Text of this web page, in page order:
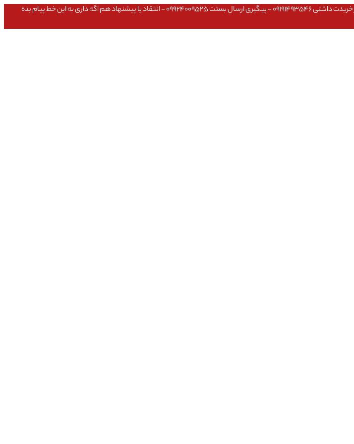
عشق داداش قیمتای سایت به روزه،خرید عمده داشتی یا مشکلی تو خرید از سایت ۰۹۱۰۹۸۰۸۵۶۵- مشکلی بعد از خریدت داشتی ۰۹۱۹۱۴۹۳۵۴۶ - پیگیری ارسال بستت ۰۹۹۲۴۰۰۹۵۲۵ - انتقاد یا پیشنهاد هم اگه داری به این خط پیام بده